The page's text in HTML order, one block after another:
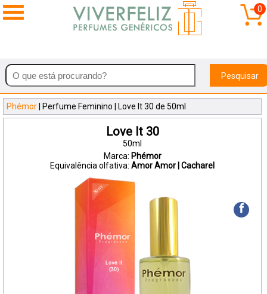
0
Pesquisar
Phémor | Perfume Feminino | Love It 30 de 50ml
Love It 30
50ml
Marca: Phémor
Equivalência olfativa: Amor Amor | Cacharel
f